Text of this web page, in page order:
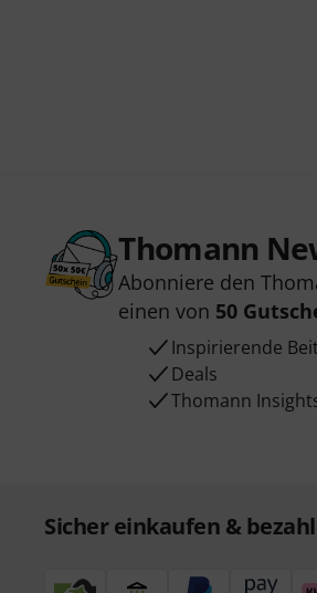
Thomann
Abonniere den
einen von 50
Inspirierende
Deals
Thomann
Sicher einkaufen &